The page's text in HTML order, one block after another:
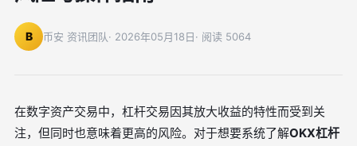
B 币安 资讯团队· 2026年05月18日· 阅读 5064
在数字资产交易中，杠杆交易因其放大收益的特性而受到关
注，但同时也意味着更高的风险。对于想要系统了解OKX杠杆